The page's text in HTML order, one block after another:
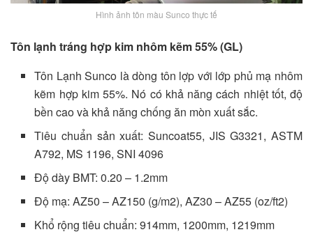
Hình ảnh tôn màu Sunco thực tế
Tôn lạnh tráng hợp kim nhôm kẽm 55% (GL)
Tôn Lạnh Sunco là dòng tôn lợp với lớp phủ mạ nhôm
kẽm hợp kim 55%. Nó có khả năng cách nhiệt tốt, độ
bền cao và khả năng chống ăn mòn xuất sắc.
Tiêu chuẩn sản xuất: Suncoat55, JIS G3321, ASTM
A792, MS 1196, SNI 4096
Độ dày BMT: 0.20 – 1.2mm
Độ mạ: AZ50 – AZ150 (g/m2), AZ30 – AZ55 (oz/ft2)
Khổ rộng tiêu chuẩn: 914mm, 1200mm, 1219mm